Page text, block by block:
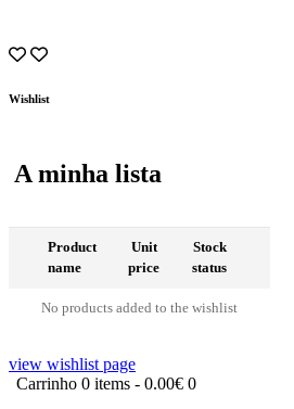
Wishlist
A minha lista
Product
name
Unit
price
Stock
status
No products added to the wishlist
view wishlist page
Carrinho 0 items - 0.00€ 0